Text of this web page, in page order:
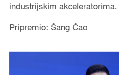
industrijskim akceleratorima.
Pripremio: Šang Čao